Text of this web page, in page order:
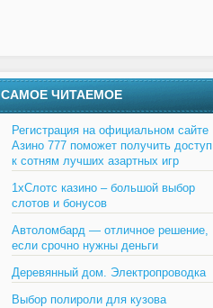
САМОЕ ЧИТАЕМОЕ
Регистрация на официальном сайте
Азино 777 поможет получить доступ
к сотням лучших азартных игр
1хСлотс казино – большой выбор
слотов и бонусов
Автоломбард — отличное решение,
если срочно нужны деньги
Деревянный дом. Электропроводка
Выбор полироли для кузова